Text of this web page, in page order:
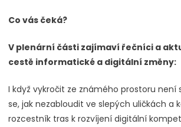
Co vás čeká?
V plenární části zajímaví řečníci a
cestě informatické a digitální změny:
I když vykročit ze známého prostoru není
se, jak nezabloudit ve slepých uličkách a
rozcestník tras k rozvíjení digitální